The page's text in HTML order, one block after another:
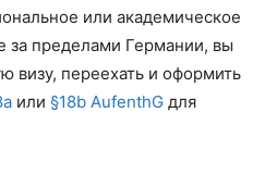
или академическое
за пределами Германии, вы
визу, переехать и оформить
или §18b AufenthG для